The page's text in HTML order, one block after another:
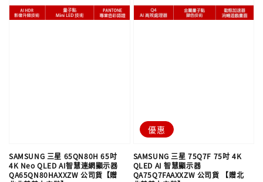
SAMSUNG 三星 65QN80H 65吋
4K Neo QLED AI智慧連網顯示器
QA65QN80HAXXZW 公司貨【贈
優惠
SAMSUNG 三星 75Q7F 75吋 4K
QLED AI 智慧顯示器
QA75Q7FAAXXZW 公司貨 【贈北